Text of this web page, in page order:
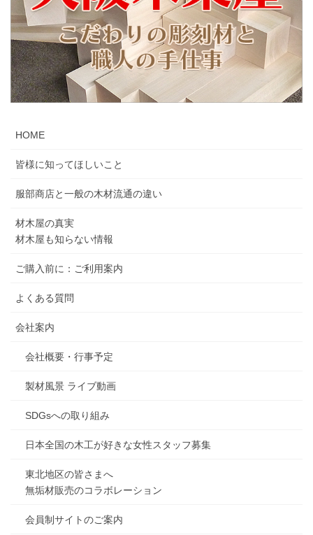
HOME
皆様に知ってほしいこと
服部商店と一般の木材流通の違い
材木屋の真実
材木屋も知らない情報
ご購入前に：ご利用案内
よくある質問
会社案内
会社概要・行事予定
製材風景 ライブ動画
SDGsへの取り組み
日本全国の木工が好きな女性スタッフ募集
東北地区の皆さまへ
無垢材販売のコラボレーション
会員制サイトのご案内